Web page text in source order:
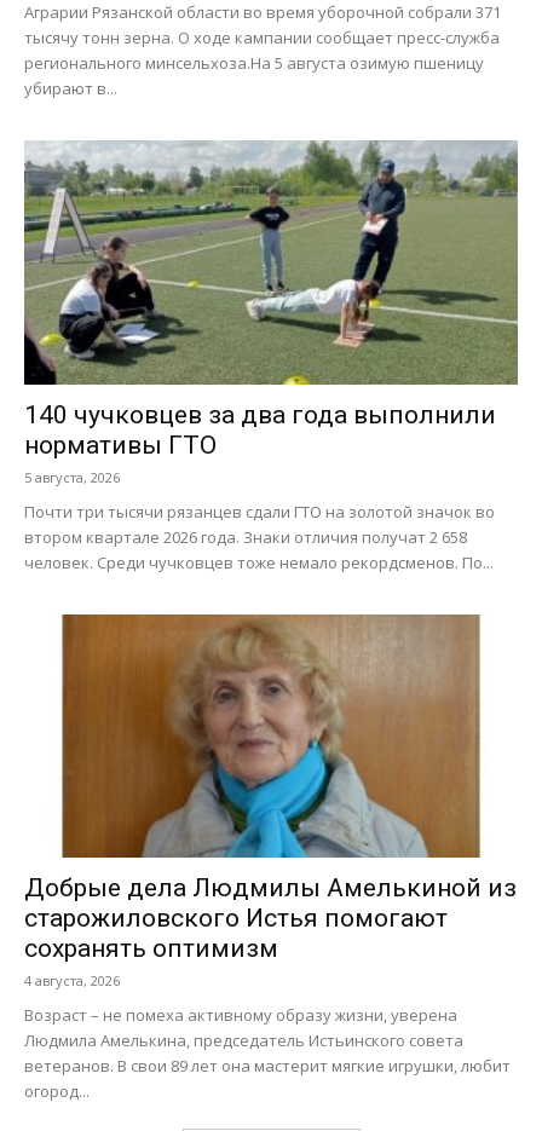
Аграрии Рязанской области во время уборочной собрали 371
тысячу тонн зерна. О ходе кампании сообщает пресс-служба
регионального минсельхоза.На 5 августа озимую пшеницу
убирают в...
140 чучковцев за два года выполнили
нормативы ГТО
5 августа, 2026
Почти три тысячи рязанцев сдали ГТО на золотой значок во
втором квартале 2026 года. Знаки отличия получат 2 658
человек. Среди чучковцев тоже немало рекордсменов. По...
Добрые дела Людмилы Амелькиной из
старожиловского Истья помогают
сохранять оптимизм
4 августа, 2026
Возраст – не помеха активному образу жизни, уверена
Людмила Амелькина, председатель Истьинского совета
ветеранов. В свои 89 лет она мастерит мягкие игрушки, любит
огород...